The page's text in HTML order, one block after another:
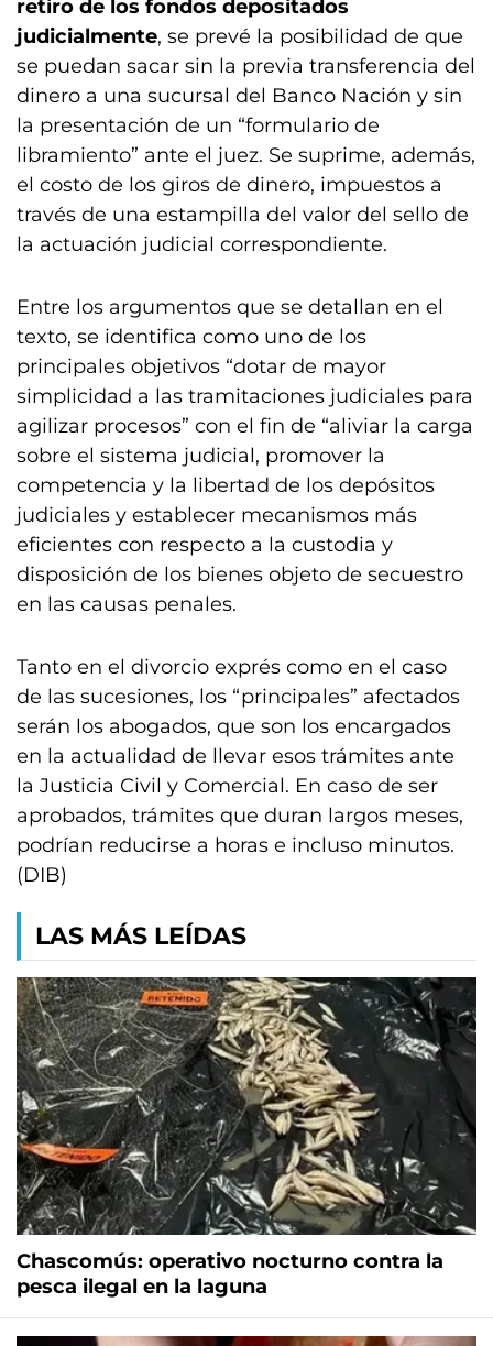
retiro de los fondos depositados
judicialmente, se prevé la posibilidad de que
se puedan sacar sin la previa transferencia del
dinero a una sucursal del Banco Nación y sin
la presentación de un “formulario de
libramiento” ante el juez. Se suprime, además,
el costo de los giros de dinero, impuestos a
través de una estampilla del valor del sello de
la actuación judicial correspondiente.
Entre los argumentos que se detallan en el
texto, se identifica como uno de los
principales objetivos “dotar de mayor
simplicidad a las tramitaciones judiciales para
agilizar procesos” con el fin de “aliviar la carga
sobre el sistema judicial, promover la
competencia y la libertad de los depósitos
judiciales y establecer mecanismos más
eficientes con respecto a la custodia y
disposición de los bienes objeto de secuestro
en las causas penales.
Tanto en el divorcio exprés como en el caso
de las sucesiones, los “principales” afectados
serán los abogados, que son los encargados
en la actualidad de llevar esos trámites ante
la Justicia Civil y Comercial. En caso de ser
aprobados, trámites que duran largos meses,
podrían reducirse a horas e incluso minutos.
(DIB)
LAS MÁS LEÍDAS
Chascomús: operativo nocturno contra la
pesca ilegal en la laguna